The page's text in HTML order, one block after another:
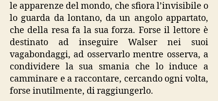
le apparenze del mondo, che sfiora l’invisibile o
lo guarda da lontano, da un angolo appartato,
che della resa fa la sua forza. Forse il lettore è
destinato ad inseguire Walser nei suoi
vagabondaggi, ad osservarlo mentre osserva, a
condividere la sua smania che lo induce a
camminare e a raccontare, cercando ogni volta,
forse inutilmente, di raggiungerlo.